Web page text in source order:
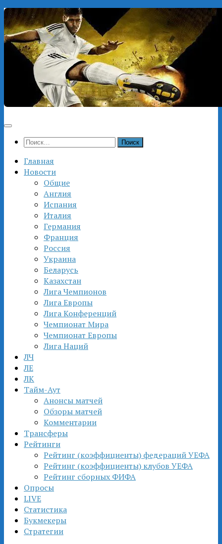
Перейти
к
содержимому
Найти:
Главная
Новости
Общие
Англия
Испания
Италия
Германия
Франция
Россия
Украина
Беларусь
Казахстан
Лига Чемпионов
Лига Европы
Лига Конференций
Чемпионат Мира
Чемпионат Европы
Лига Наций
ЛЧ
ЛЕ
ЛК
Тайм-Аут
Анонсы матчей
Обзоры матчей
Комментарии
Трансферы
Рейтинги
Рейтинг (коэффициенты) федераций УЕФА
Рейтинг (коэффициенты) клубов УЕФА
Рейтинг сборных ФИФА
Опросы
LIVE
Статистика
Букмекеры
Стратегии